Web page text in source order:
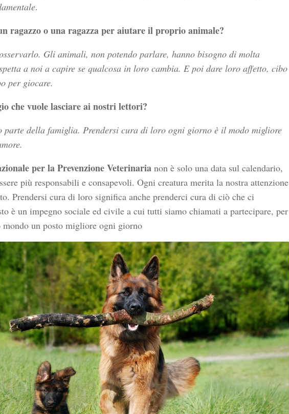
.
ragazzo o una ragazza per aiutare il proprio animale?
Gli animali, non potendo parlare, hanno bisogno di molta
a noi a capire se qualcosa in loro cambia. E poi dare loro affetto, cibo
per giocare.
che vuole lasciare ai nostri lettori?
parte della famiglia. Prendersi cura di loro ogni giorno è il modo migliore
per la Prevenzione Veterinaria non è solo una data sul calendario,
più responsabili e consapevoli. Ogni creatura merita la nostra attenzione
Prendersi cura di loro significa anche prenderci cura di ciò che ci
è un impegno sociale ed civile a cui tutti siamo chiamati a partecipare, per
mondo un posto migliore ogni giorno